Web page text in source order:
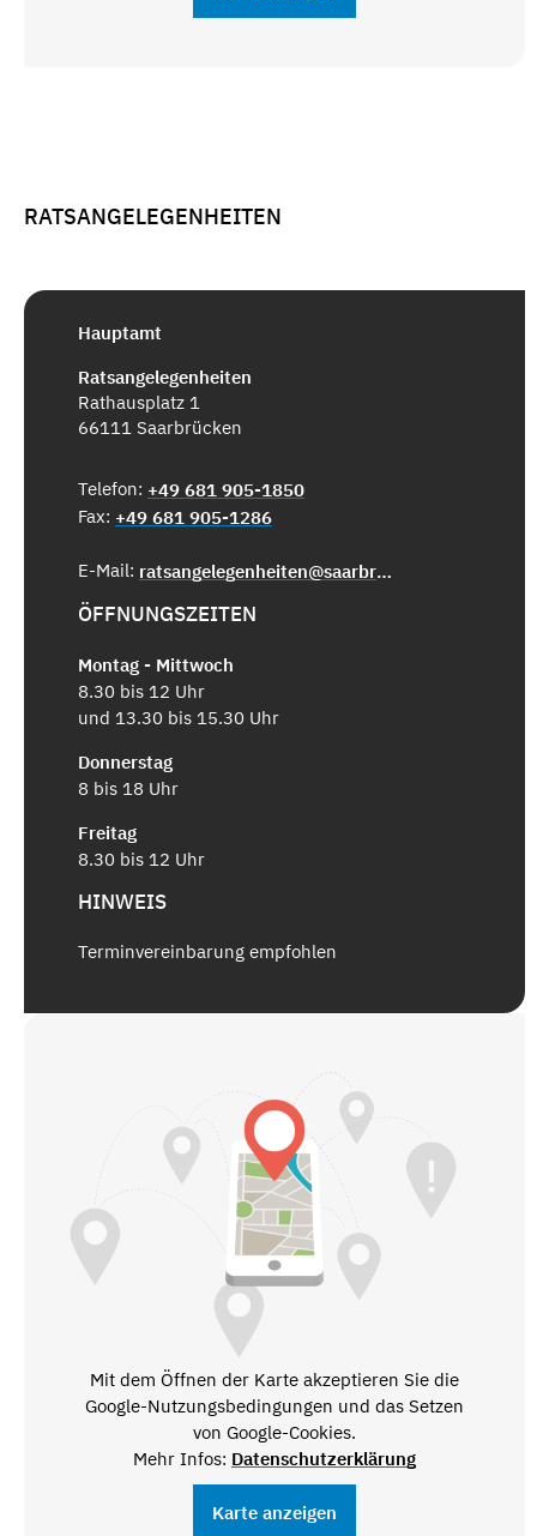
RATSANGELEGENHEITEN
Hauptamt
Ratsangelegenheiten
Rathausplatz 1
66111 Saarbrücken
Telefon: +49 681 905-1850
Fax: +49 681 905-1286
E-Mail: ratsangelegenheiten@saarbruecken.de
ÖFFNUNGSZEITEN
Montag - Mittwoch
8.30 bis 12 Uhr
und 13.30 bis 15.30 Uhr
Donnerstag
8 bis 18 Uhr
Freitag
8.30 bis 12 Uhr
HINWEIS
Terminvereinbarung empfohlen
Mit dem Öffnen der Karte akzeptieren Sie die
Google-Nutzungsbedingungen und das Setzen
von Google-Cookies.
Mehr Infos: Datenschutzerklärung
Karte anzeigen